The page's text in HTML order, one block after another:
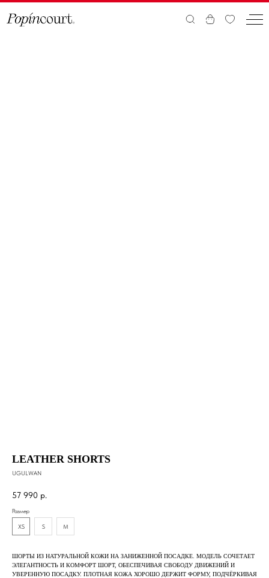
LEATHER SHORTS
UGULWAN
57 990 р.
Размер
XS S M
ШОРТЫ ИЗ НАТУРАЛЬНОЙ КОЖИ НА ЗАНИЖЕННОЙ ПОСАДКЕ. МОДЕЛЬ СОЧЕТАЕТ
ЭЛЕГАНТНОСТЬ И КОМФОРТ ШОРТ, ОБЕСПЕЧИВАЯ СВОБОДУ ДВИЖЕНИЙ И
УВЕРЕННУЮ ПОСАДКУ. ПЛОТНАЯ КОЖА ХОРОШО ДЕРЖИТ ФОРМУ, ПОДЧЁРКИВАЯ